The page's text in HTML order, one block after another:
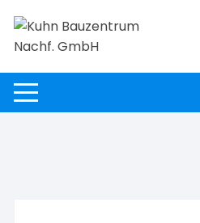
Inhalt
springen